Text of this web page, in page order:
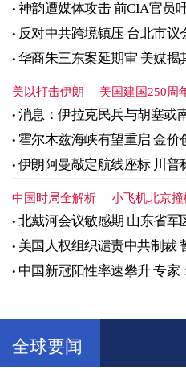
神韵遭媒体攻击 前CIA官员
反对中共跨境镇压 台北市议
华商朱三东案延期审 美媒揭
美以打击伊朗 美国建国250周
消息：伊拉克民兵与胡塞或
霍尔木兹海峡有望重启 金价
伊朗阿曼敲定航线座标 川普
中国时局全解析 小飞机北京撞
北戴河会议敏感期 山东省军
美国人权组织谴责中共制裁
中国新冠阳性率速攀升 专家
全球要闻